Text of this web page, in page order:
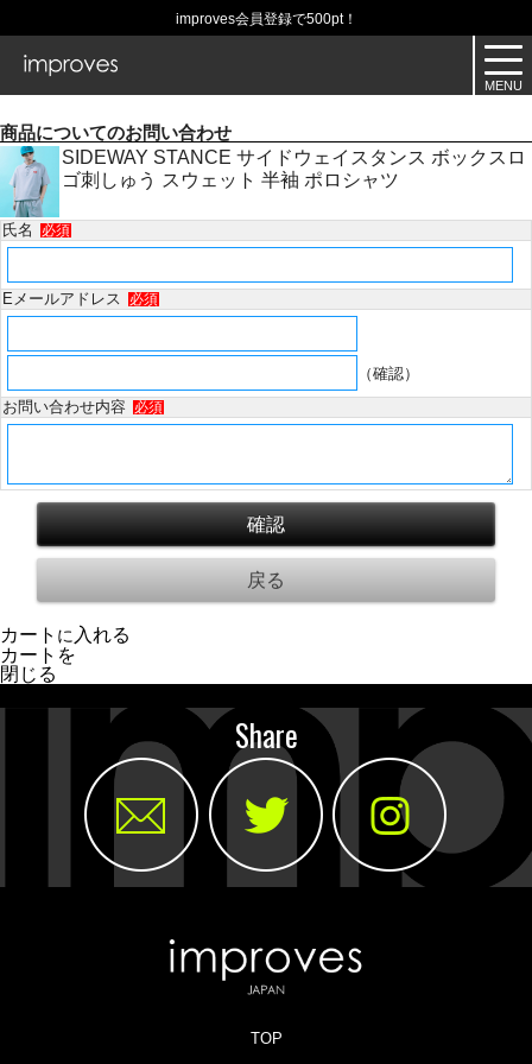
improves会員登録で500pt！
商品についてのお問い合わせ
SIDEWAY STANCE サイドウェイスタンス ボックスロ
ゴ刺しゅう スウェット 半袖 ポロシャツ
氏名 必須
Eメールアドレス 必須
（確認）
お問い合わせ内容
必須
カート に入れる
カートを
閉じる
Share
TOP